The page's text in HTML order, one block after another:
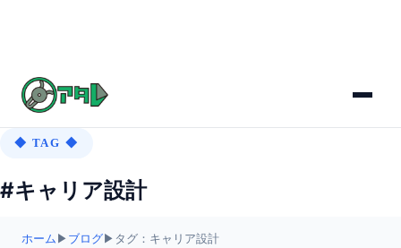
◆ TAG ◆
#キャリア設計
ホーム ▶ ブログ▶ タグ：キャリア設計